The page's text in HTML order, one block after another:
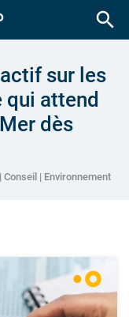
search
sur les
qui attend
dès
| Conseil | Environnement